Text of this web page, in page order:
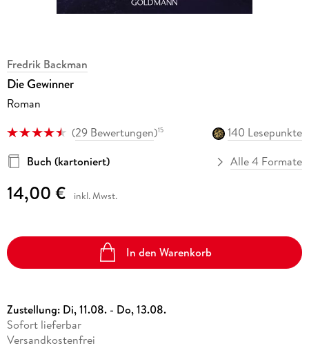
Fredrik Backman
Die Gewinner
Roman
(29 Bewertungen)15
140 Lesepunkte
Buch (kartoniert)
Alle 4 Formate
14,00 € inkl. Mwst.
In den Warenkorb
Zustellung: Di, 11.08. - Do, 13.08.
Sofort lieferbar
Versandkostenfrei